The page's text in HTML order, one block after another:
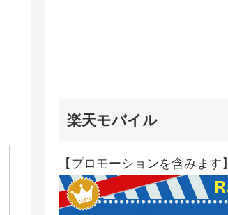
楽天モバイル
【プロモーションを含みます】